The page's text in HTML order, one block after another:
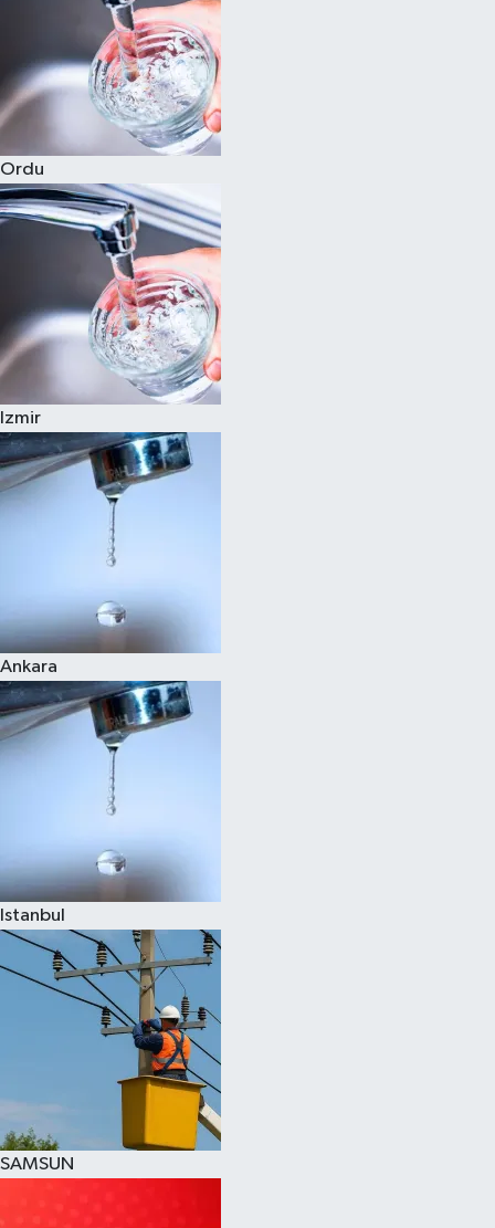
Ordu
Izmir
Ankara
Istanbul
SAMSUN